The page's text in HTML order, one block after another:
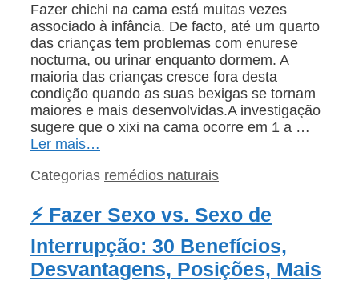
Fazer chichi na cama está muitas vezes
associado à infância. De facto, até um quarto
das crianças tem problemas com enurese
nocturna, ou urinar enquanto dormem. A
maioria das crianças cresce fora desta
condição quando as suas bexigas se tornam
maiores e mais desenvolvidas.A investigação
sugere que o xixi na cama ocorre em 1 a …
Ler mais…
Categorias remédios naturais
⚡ Fazer Sexo vs. Sexo de
Interrupção: 30 Benefícios,
Desvantagens, Posições, Mais